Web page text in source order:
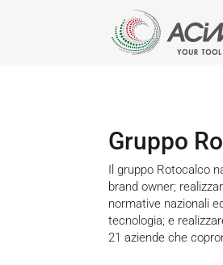
Gruppo
Il gruppo Rotocalco
brand owner;
normative nazionali
tecnologia; e
21 aziende che